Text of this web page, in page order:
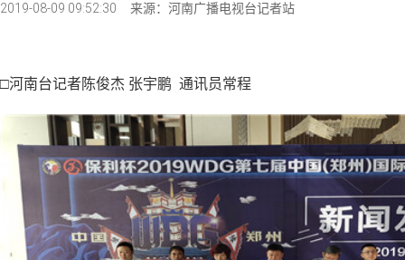
2019-08-09 09:52:30 来源：河南广播电视台记者站
□河南台记者陈俊杰 张宇鹏 通讯员常程